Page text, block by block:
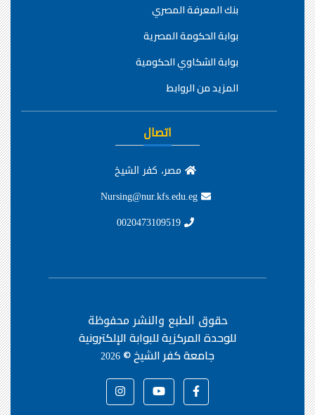
بنك المعرفة المصري
بوابة الحكومة المصرية
بوابة الشكاوي الحكومية
المزيد من الروابط
اتصال
مصر، كفر الشيخ
Nursing@nur.kfs.edu.eg
حقوق الطبع والنشر محفوظة
للوحدة المركزية للبوابة الإلكترونية
جامعة كفر الشيخ ©2026